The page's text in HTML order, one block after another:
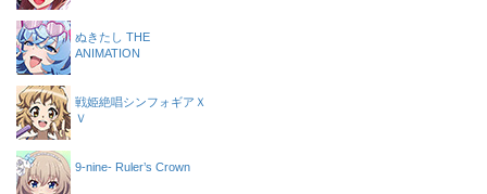
ぬきたし THE
ANIMATION
戦姫絶唱シンフォギアＸ
Ｖ
9-nine- Ruler’s Crown